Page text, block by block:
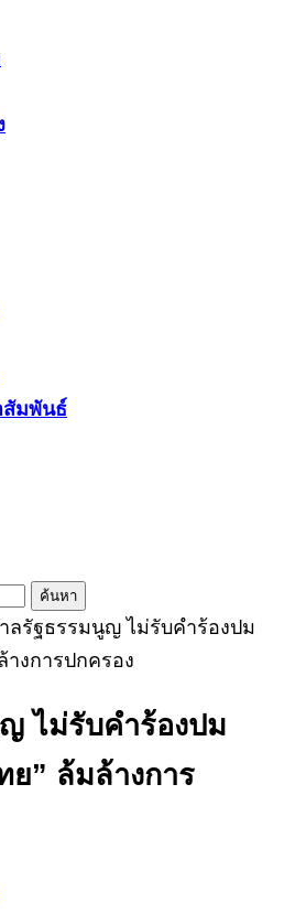
สัมพันธ์
ลรัฐธรรมนูญ ไม่รับคำร้องปม
างการปกครอง
ไม่รับคำร้องปม
ย” ล้มล้างการ